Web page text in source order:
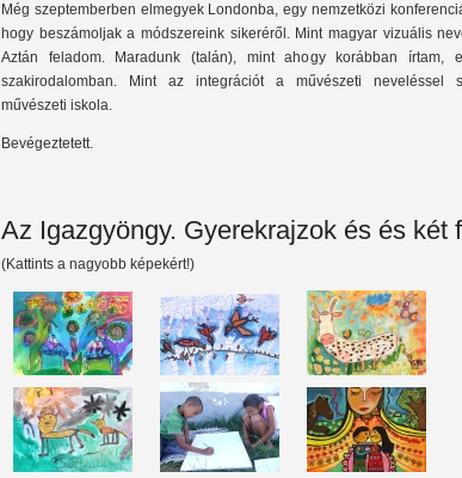
Még szeptemberben elmegyek Londonba, egy nemzetközi
hogy beszámoljak a módszereink sikeréről. Mint magyar vizuális
Aztán feladom. Maradunk (talán), mint ahogy korábban írtam,
szakirodalomban. Mint az integrációt a művészeti neveléssel
művészeti iskola.
Bevégeztetett.
Az Igazgyöngy. Gyerekrajzok és és két
(Kattints a nagyobb képekért!)